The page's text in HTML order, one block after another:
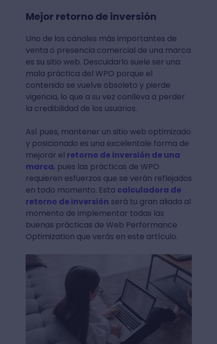
Mejor retorno de inversión
Uno de los canales más importantes de
venta o presencia comercial de una marca
es su sitio web. Descuidarlo suele ser una
mala práctica del WPO porque el
contenido se vuelve obsoleto y pierde
vigencia, lo que a su vez conlleva a perder
la credibilidad de los usuarios.
Así pues, mantener un sitio web optimizado
y posicionado es una excelentale forma de
mejorar el retorno de inversión de una
marca, pues las prácticas de WPO
requieren esfuerzos que se verán reflejados
en todo momento. Esta calculadora de
retorno de inversión será tu gran aliada al
momento de implementar todas las
buenas prácticas de Web Performance
Optimization que verás en este artículo.